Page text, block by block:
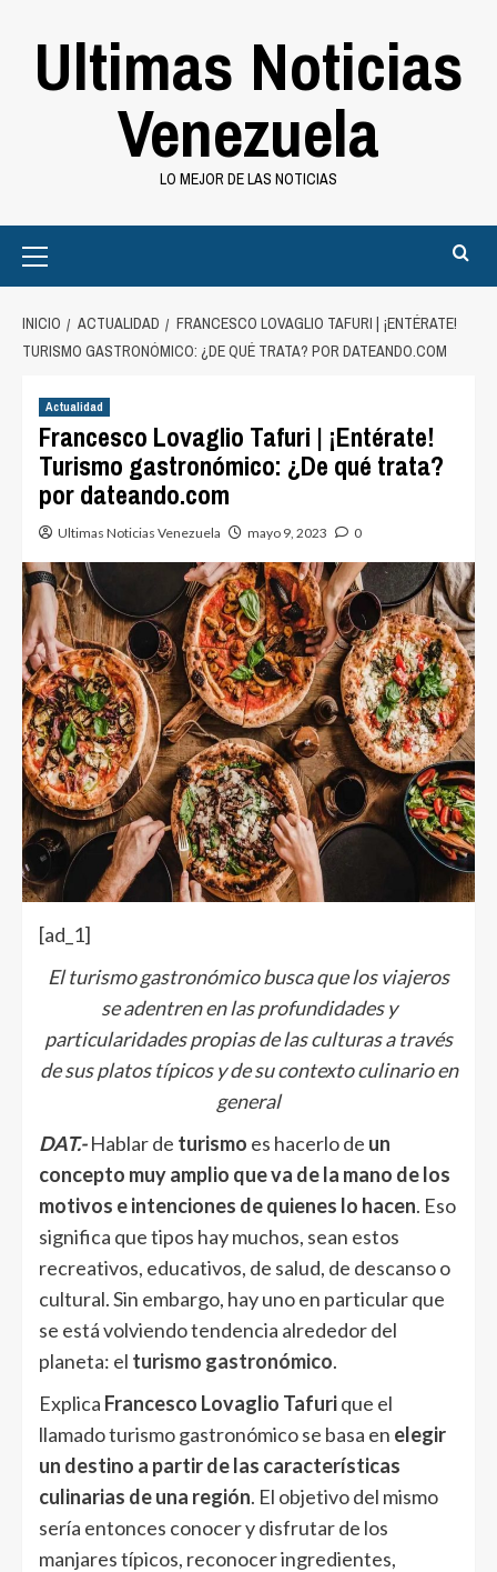
Ultimas Noticias
Venezuela
LO MEJOR DE LAS NOTICIAS
Menu
INICIO ACTUALIDAD
FRANCESCO LOVAGLIO TAFURI | ¡ENTÉRATE!
TURISMO GASTRONÓMICO: ¿DE QUÉ TRATA? POR DATEANDO.COM
Actualidad
Francesco Lovaglio Tafuri | ¡Entérate!
Turismo gastronómico: ¿De qué trata?
por dateando.com
Ultimas Noticias Venezuela mayo 9, 2023 0
[ad_1]
El turismo gastronómico busca que los viajeros
se adentren en las profundidades y
particularidades propias de las culturas a través
de sus platos típicos y de su contexto culinario en
general
DAT.-Hablar de turismo es hacerlo de un
concepto muy amplio que va de la mano de los
motivos e intenciones de quienes lo hacen. Eso
significa que tipos hay muchos, sean estos
recreativos, educativos, de salud, de descanso o
cultural. Sin embargo, hay uno en particular que
se está volviendo tendencia alrededor del
planeta: el turismo gastronómico.
Explica Francesco Lovaglio Tafurique el
llamado turismo gastronómico se basa en elegir
un destino a partir de las características
culinarias de una región. El objetivo del mismo
sería entonces conocer y disfrutar de los
manjares típicos, reconocer ingredientes,